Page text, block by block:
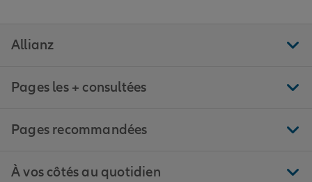
Allianz
Pages les + consultées
Pages recommandées
À vos côtés au quotidien